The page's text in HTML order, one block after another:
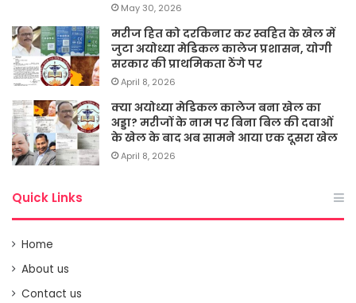
May 30, 2026
मरीज हित को दरकिनार कर स्वहित के खेल में
जुटा अयोध्या मेडिकल कालेज प्रशासन, योगी
सरकार की प्राथमिकता ठेंगे पर
April 8, 2026
क्या अयोध्या मेडिकल कालेज बना खेल का
अड्डा? मरीजों के नाम पर बिना बिल की दवाओं
के खेल के बाद अब सामने आया एक दूसरा खेल
April 8, 2026
Quick Links
Home
About us
Contact us